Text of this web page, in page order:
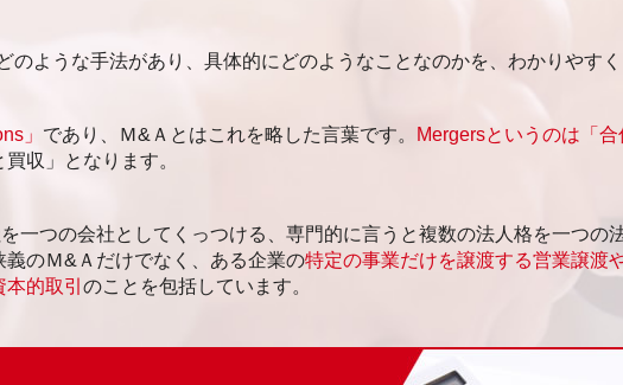
ような手法があり、具体的にどのようなことなのかを、わかりやすく
」 であり、Ｍ&Ａとはこれを略した言葉です。
Mergersというのは「
収」となります。
一つの会社としてくっつける、専門的に言うと複数の法人格を一つの
のＭ&Ａだけでなく、ある企業の特定の事業だけを譲渡する営業譲渡
的取引 のことを包括しています。